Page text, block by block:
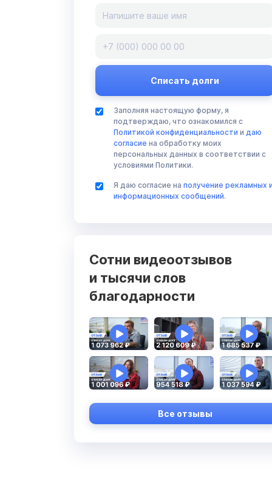
Заполняя настоящую форму, я
подтверждаю, что ознакомился с
Политикой конфиденциальности и даю
согласие на обработку моих
персональных данных в соответствии с
условиями Политики.
Я даю согласие на получение рекламных и
информационных сообщений.
Сотни видеоотзывов
и тысячи слов
благодарности
Все отзывы